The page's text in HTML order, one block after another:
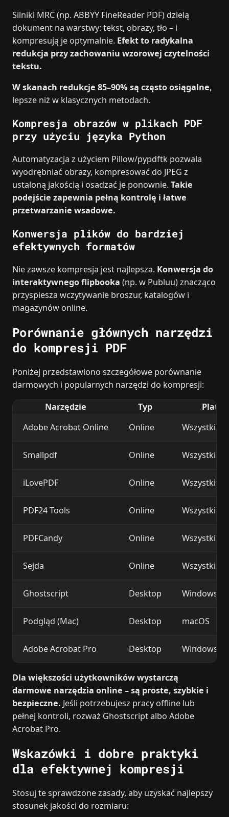
Silniki MRC (np. ABBYY FineReader PDF) dzielą
dokument na warstwy: tekst, obrazy, tło – i
kompresują je optymalnie. Efekt to radykalna
redukcja przy zachowaniu wzorowej czytelności
tekstu.
W skanach redukcje 85–90% są często osiągalne,
lepsze niż w klasycznych metodach.
Kompresja obrazów w plikach PDF
przy użyciu języka Python
Automatyzacja z użyciem Pillow/pypdftk pozwala
wyodrębniać obrazy, kompresować do JPEG z
ustaloną jakością i osadzać je ponownie. Takie
podejście zapewnia pełną kontrolę i łatwe
przetwarzanie wsadowe.
Konwersja plików do bardziej
efektywnych formatów
Nie zawsze kompresja jest najlepsza. Konwersja do
interaktywnego flipbooka (np. w Publuu) znacząco
przyspiesza wczytywanie broszur, katalogów i
magazynów online.
Porównanie głównych narzędzi
do kompresji PDF
Poniżej przedstawiono szczegółowe porównanie
darmowych i popularnych narzędzi do kompresji:
Narzędzie
Typ
Adobe Acrobat Online
Online Wszystkie
Smallpdf Online Wszystkie
iLovePDF Online Wszystkie
PDF24 Tools Online Wszystkie
PDFCandy Online Wszystkie
Sejda Online Wszystkie
Ghostscript Desktop Windows,
Podgląd (Mac) Desktop macOS
Adobe Acrobat Pro Desktop Windows,
Dla większości użytkowników wystarczą
darmowe narzędzia online – są proste, szybkie i
bezpieczne. Jeśli potrzebujesz pracy offline lub
pełnej kontroli, rozważ Ghostscript albo Adobe
Acrobat Pro.
Wskazówki i dobre praktyki
dla efektywnej kompresji
Stosuj te sprawdzone zasady, aby uzyskać najlepszy
stosunek jakości do rozmiaru: